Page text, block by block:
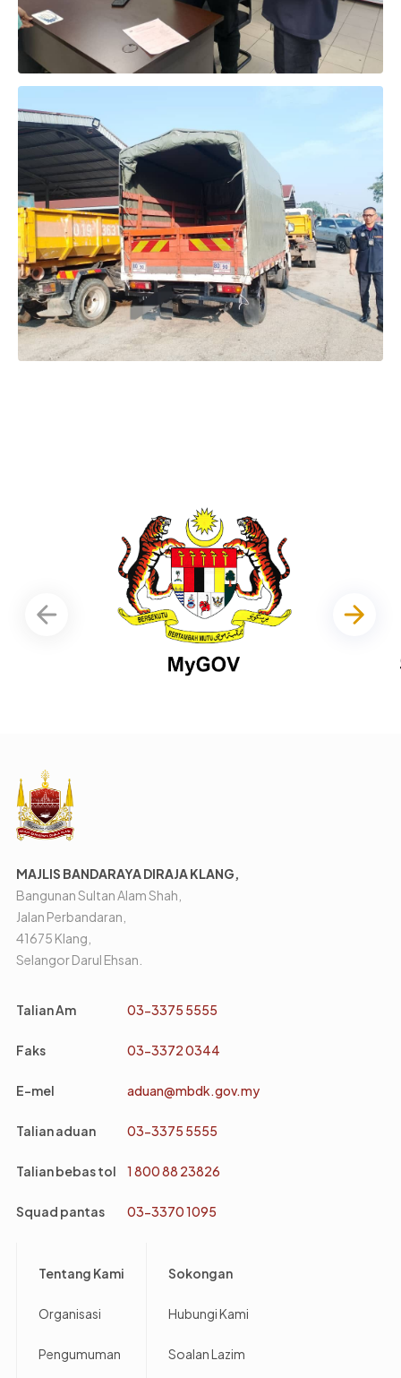
MAJLIS BANDARAYA DIRAJA KLANG,
Bangunan Sultan Alam Shah,
Jalan Perbandaran,
41675 Klang,
Selangor Darul Ehsan.
Talian Am 03-3375 5555
Faks 03-3372 0344
E-mel aduan@mbdk.gov.my
Talian aduan 03-3375 5555
Talian bebas tol 1 800 88 23826
Squad pantas 03-3370 1095
Tentang Kami
Organisasi
Pengumuman
Sokongan
Hubungi Kami
Soalan Lazim